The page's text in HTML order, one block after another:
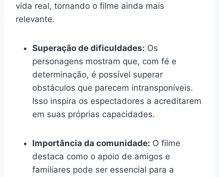
vida real, tornando o filme ainda mais
relevante.
Superação de dificuldades: Os
personagens mostram que, com fé e
determinação, é possível superar
obstáculos que parecem intransponíveis.
Isso inspira os espectadores a acreditarem
em suas próprias capacidades.
Importância da comunidade: O filme
destaca como o apoio de amigos e
familiares pode ser essencial para a